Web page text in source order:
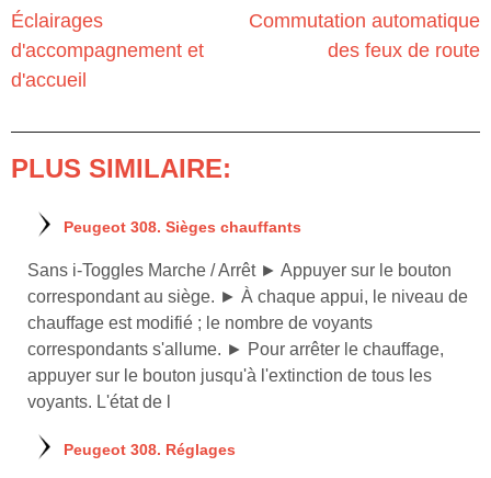
Éclairages
d'accompagnement et
d'accueil
Commutation automatique
des feux de route
PLUS SIMILAIRE:
Peugeot 308. Sièges chauffants
Sans i-Toggles Marche / Arrêt ► Appuyer sur le bouton
correspondant au siège. ► À chaque appui, le niveau de
chauffage est modifié ; le nombre de voyants
correspondants s'allume. ► Pour arrêter le chauffage,
appuyer sur le bouton jusqu'à l'extinction de tous les
voyants. L'état de l
Peugeot 308. Réglages